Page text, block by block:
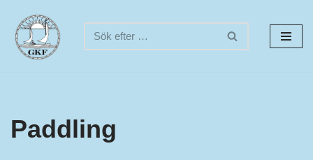
Hoppa
till
Paddling